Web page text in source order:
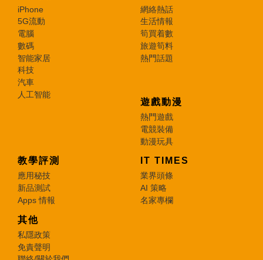
iPhone
5G流動
電腦
數碼
智能家居
科技
汽車
人工智能
網絡熱話
生活情報
筍買着數
旅遊筍料
熱門話題
遊戲動漫
熱門遊戲
電競裝備
動漫玩具
教學評測
應用秘技
新品測試
Apps 情報
IT TIMES
業界頭條
AI 策略
名家專欄
其他
私隱政策
免責聲明